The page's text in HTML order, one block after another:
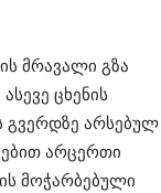
მრავალი გზა
ცხენის
გვერდზე არსებულ
არცერთი
მოჭარბებული